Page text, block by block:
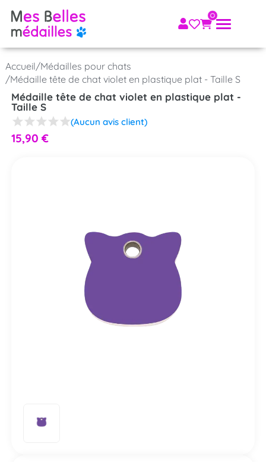
Accueil/Médailles pour chats
/Médaille tête de chat violet en plastique plat - Taille S
Médaille tête de chat violet en plastique plat -
Taille S
(Aucun avis client)
15,90 €